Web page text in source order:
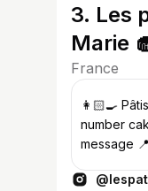
3. Les
Marie
France
👩🏻‍🍳
number
message 📍 12 Boulevard Victor Hugo,